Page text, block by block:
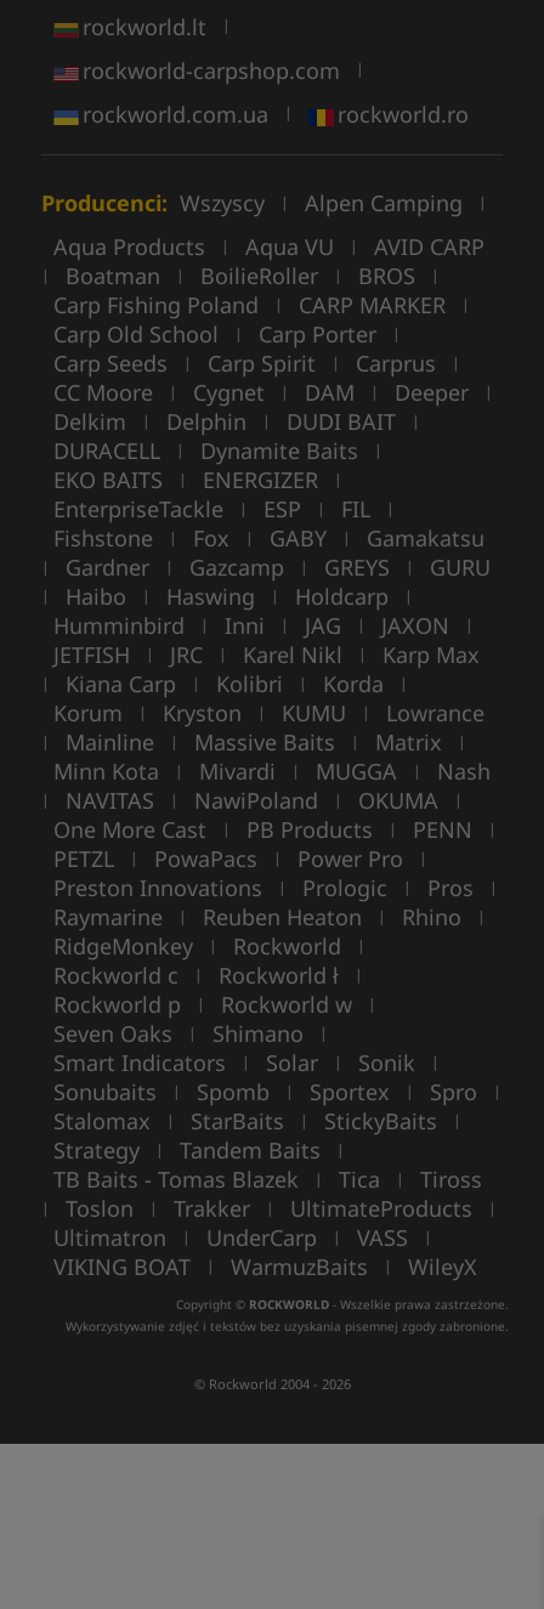
rockworld.lt |
rockworld-carpshop.com |
rockworld.com.ua | rockworld.ro
Producenci: Wszyscy | Alpen Camping |
Aqua Products | Aqua VU | AVID CARP
| Boatman | BoilieRoller | BROS |
Carp Fishing Poland | CARP MARKER |
Carp Old School | Carp Porter |
Carp Seeds | Carp Spirit | Carprus |
CC Moore | Cygnet | DAM | Deeper |
Delkim | Delphin | DUDI BAIT |
DURACELL | Dynamite Baits |
EKO BAITS | ENERGIZER |
EnterpriseTackle | ESP | FIL |
Fishstone | Fox | GABY | Gamakatsu
| Gardner | Gazcamp | GREYS | GURU
| Haibo | Haswing | Holdcarp |
Humminbird | Inni | JAG | JAXON |
JETFISH | JRC | Karel Nikl | Karp Max
| Kiana Carp | Kolibri | Korda |
Korum | Kryston | KUMU | Lowrance
| Mainline | Massive Baits | Matrix |
Minn Kota | Mivardi | MUGGA | Nash
| NAVITAS | NawiPoland | OKUMA |
One More Cast | PB Products | PENN |
PETZL | PowaPacs | Power Pro |
Preston Innovations | Prologic | Pros |
Raymarine | Reuben Heaton | Rhino |
RidgeMonkey | Rockworld |
Rockworld c | Rockworld ł |
Rockworld p | Rockworld w |
Seven Oaks | Shimano |
Smart Indicators | Solar | Sonik |
Sonubaits | Spomb | Sportex | Spro |
Stalomax | StarBaits | StickyBaits |
Strategy | Tandem Baits |
TB Baits - Tomas Blazek | Tica | Tiross
| Toslon | Trakker | UltimateProducts |
Ultimatron | UnderCarp | VASS |
VIKING BOAT | WarmuzBaits | WileyX
Copyright © ROCKWORLD - Wszelkie prawa zastrzeżone.
Wykorzystywanie zdjęć i tekstów bez uzyskania pisemnej zgody zabronione.
© Rockworld 2004 - 2026